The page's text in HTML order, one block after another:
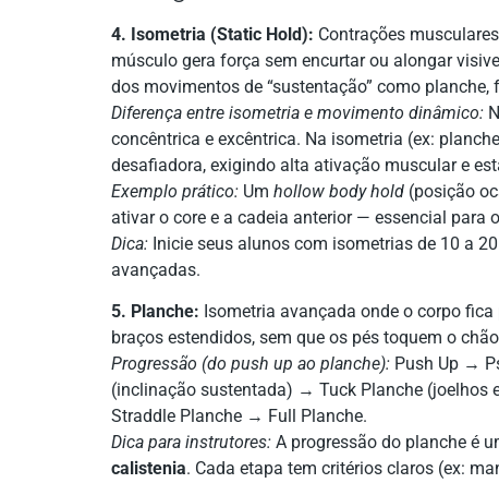
4. Isometria (Static Hold): Contrações
músculo gera força sem encurtar ou alongar
dos movimentos de “sustentação” como planche,
Diferença entre isometria e movimento dinâmico:
concêntrica e excêntrica. Na isometria (ex:
desafiadora, exigindo alta ativação muscular e
Exemplo prático: Um hollow body hold (posição
ativar o core e a cadeia anterior — essencial para
Dica: Inicie seus alunos com isometrias de 10 a
avançadas.
5. Planche: Isometria avançada onde o corpo
braços estendidos, sem que os pés toquem o
Progressão (do push up ao planche): Push Up →
(inclinação sustentada) → Tuck Planche
Straddle Planche → Full Planche.
Dica para instrutores: A progressão do planche é
calistenia. Cada etapa tem critérios claros (ex: